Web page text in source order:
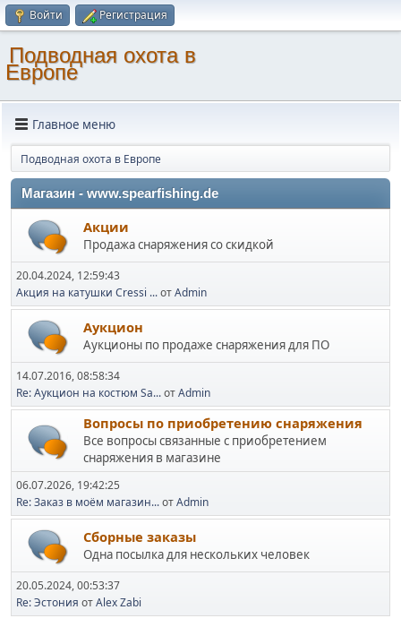
Войти Регистрация
Подводная охота в
Европе
Главное меню
Подводная охота в Европе
Магазин - www.spearfishing.de
Акции
Продажа снаряжения со скидкой
20.04.2024, 12:59:43
Акция на катушки Cressi ...отAdmin
Аукцион
Аукционы по продаже снаряжения для ПО
14.07.2016, 08:58:34
Re: Аукцион на костюм Sa...отAdmin
Вопросы по приобретению снаряжения
Все вопросы связанные с приобретением
снаряжения в магазине
06.07.2026, 19:42:25
Re: Заказ в моём магазин...отAdmin
Сборные заказы
Одна посылка для нескольких человек
20.05.2024, 00:53:37
Re: Эстония отAlex Zabi